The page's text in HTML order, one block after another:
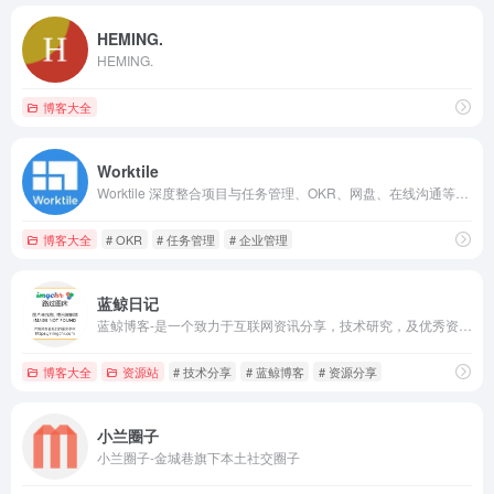
HEMING.
HEMING.
博客大全
Worktile
博客大全 # OKR # 任务管理 # 企业管理
蓝鲸日记
博客大全 资源站 # 技术分享 # 蓝鲸博客 # 资源分享
小兰圈子
小兰圈子-金城巷旗下本土社交圈子